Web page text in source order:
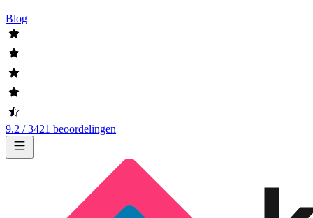
Blog
9.2 / 3421 beoordelingen